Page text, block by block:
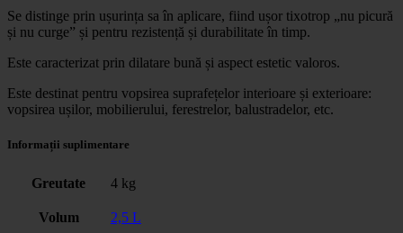
Se distinge prin ușurința sa în aplicare, fiind ușor tixotrop „nu picură
și nu curge” și pentru rezistență și durabilitate în timp.
Este caracterizat prin dilatare bună și aspect estetic valoros.
Este destinat pentru vopsirea suprafețelor interioare și exterioare:
vopsirea ușilor, mobilierului, ferestrelor, balustradelor, etc.
Informații suplimentare
Greutate 4 kg
Volum 2,5 L